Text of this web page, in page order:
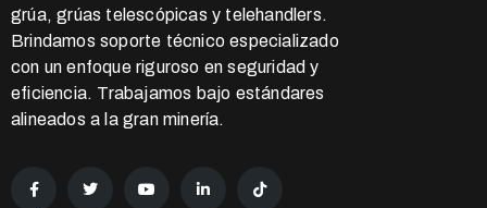
grúa, grúas telescópicas y telehandlers.
Brindamos soporte técnico especializado
con un enfoque riguroso en seguridad y
eficiencia. Trabajamos bajo estándares
alineados a la gran minería.